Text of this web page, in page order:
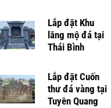
Lắp đặt Khu
lăng mộ đá tại
Thái Bình
Lắp đặt Cuốn
thư đá vàng tại
Tuyên Quang